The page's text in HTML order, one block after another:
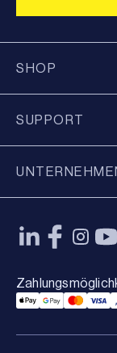
SHOP
SUPPORT
Applepay
GooglepayVisa